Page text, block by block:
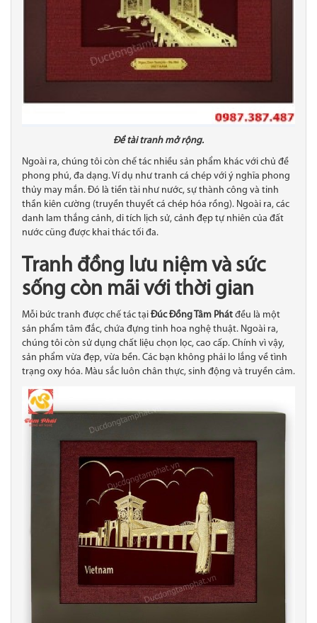
Đề tài tranh mở rộng.
Ngoài ra, chúng tôi còn chế tác nhiều sản phẩm khác với chủ đề
phong phú, đa dạng. Ví dụ như tranh cá chép với ý nghĩa phong
thủy may mắn. Đó là tiền tài như nước, sự thành công và tinh
thần kiên cường (truyền thuyết cá chép hóa rồng). Ngoài ra, các
danh lam thắng cảnh, di tích lịch sử, cảnh đẹp tự nhiên của đất
nước cũng được khai thác tối đa.
Tranh đồng lưu niệm và sức
sống còn mãi với thời gian
Mỗi bức tranh được chế tác tại Đúc Đồng Tâm Phát đều là một
sản phẩm tâm đắc, chứa đựng tinh hoa nghệ thuật. Ngoài ra,
chúng tôi còn sử dụng chất liệu chọn lọc, cao cấp. Chính vì vậy,
sản phẩm vừa đẹp, vừa bền. Các bạn không phải lo lắng về tình
trạng oxy hóa. Màu sắc luôn chân thực, sinh động và truyền cảm.